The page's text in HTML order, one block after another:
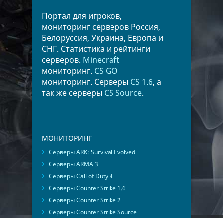
Портал для игроков,
мониторинг серверов Россия,
Белоруссия, Украина, Европа и
СНГ. Статистика и рейтинги
серверов. Minecraft
мониторинг. CS GO
мониторинг. Серверы CS 1.6, а
так же серверы CS Source.
МОНИТОРИНГ
Серверы ARK: Survival Evolved
Серверы ARMA 3
Серверы Call of Duty 4
Серверы Counter Strike 1.6
Серверы Counter Strike 2
Серверы Counter Strike Source